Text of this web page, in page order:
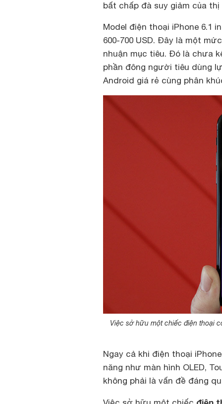
bất chấp đà suy giảm của
Model điện thoại iPhone 6.1
600-700 USD. Đây là một
nhuận mục tiêu. Đó là chưa
phần đông người tiêu dùng
Android giá rẻ cùng phân
Việc sở hữu một chiếc điện thoại
Ngay cả khi điện thoại
năng như màn hình OLED,
không phải là vấn đề đáng